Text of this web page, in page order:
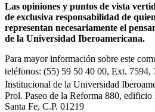
Las opiniones y puntos de vista
de exclusiva responsabilidad de
representan necesariamente el
de la Universidad Iberoamericana.
Para mayor información sobre este
teléfonos: (55) 59 50 40 00, Ext.
Institucional de la Universidad
Prol. Paseo de la Reforma 880,
Santa Fe, C.P. 01219